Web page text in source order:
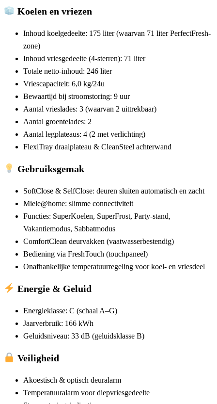
Koelen en vriezen
Inhoud koelgedeelte: 175 liter(waarvan 71 liter PerfectFresh-
zone)
Inhoud vriesgedeelte (4-sterren): 71 liter
Totale netto-inhoud: 246 liter
Vriescapaciteit: 6,0 kg/24u
Bewaartijd bij stroomstoring: 9 uur
Aantal vrieslades: 3 (waarvan 2 uittrekbaar)
Aantal groentelades: 2
Aantal legplateaus: 4 (2 met verlichting)
FlexiTray draaiplateau & CleanSteel achterwand
Gebruiksgemak
SoftClose & SelfClose: deuren sluiten automatisch en zacht
Miele@home: slimme connectiviteit
Functies: SuperKoelen, SuperFrost, Party-stand,
Vakantiemodus, Sabbatmodus
ComfortClean deurvakken (vaatwasserbestendig)
Bediening via FreshTouch (touchpaneel)
Onafhankelijke temperatuurregeling voor koel- en vriesdeel
Energie & Geluid
Energieklasse: C (schaal A–G)
Jaarverbruik: 166 kWh
Geluidsniveau: 33 dB (geluidsklasse B)
Veiligheid
Akoestisch & optisch deuralarm
Temperatuuralarm voor diepvriesgedeelte